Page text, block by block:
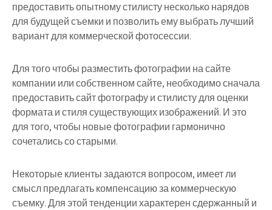
предоставить опытному стилисту несколько нарядов
для будущей съемки и позволить ему выбрать лучший
вариант для коммерческой фотосессии.
Для того чтобы разместить фотографии на сайте
компании или собственном сайте, необходимо сначала
предоставить сайт фотографу и стилисту для оценки
формата и стиля существующих изображений. И это
для того, чтобы новые фотографии гармонично
сочетались со старыми.
Некоторые клиенты задаются вопросом, имеет ли
смысл предлагать компенсацию за коммерческую
съемку. Для этой тенденции характерен сдержанный и